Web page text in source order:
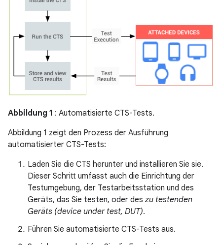
Abbildung 1 : Automatisierte CTS-Tests.
Abbildung 1 zeigt den Prozess der Ausführung
automatisierter CTS-Tests:
Laden Sie die CTS herunter und installieren Sie sie.
Dieser Schritt umfasst auch die Einrichtung der
Testumgebung, der Testarbeitsstation und des
Geräts, das Sie testen, oder des zu testenden
Geräts (device under test, DUT).
Führen Sie automatisierte CTS-Tests aus.